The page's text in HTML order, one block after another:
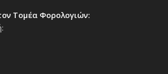
Τομέα Φορολογιών: